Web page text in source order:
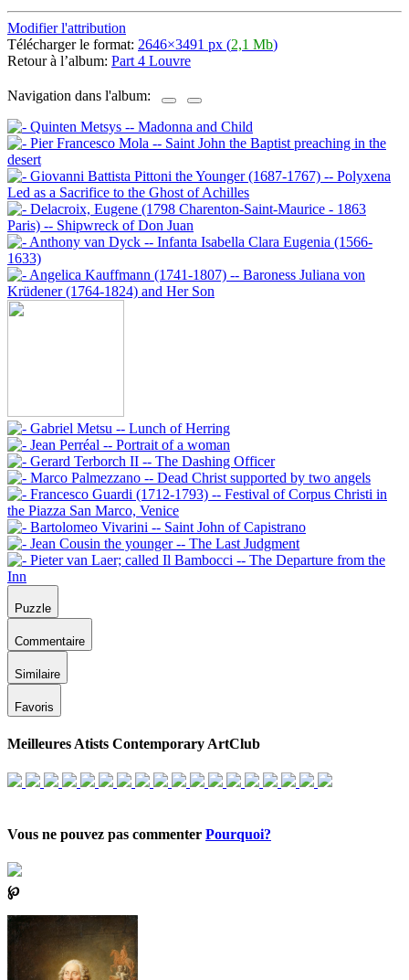
Modifier l'attribution
Télécharger le format: 2646×3491 px (2,1 Mb)
Retour à l’album: Part 4 Louvre
Navigation dans l'album:
Puzzle
Commentaire
Similaire
Favoris
Meilleures Atists Contemporary ArtClub
Vous ne pouvez pas commenter Pourquoi?
℘